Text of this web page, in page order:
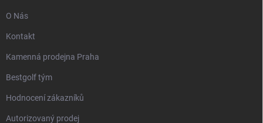
O Nás
Kontakt
Kamenná prodejna Praha
Bestgolf tým
Hodnocení zákazníků
Autorizovaný prodej